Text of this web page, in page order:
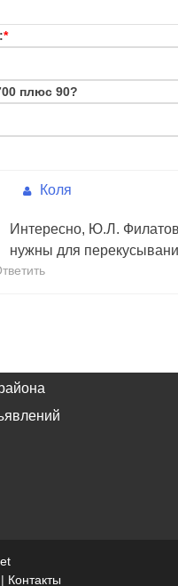
*
плюс 90?
Коля
Интересно, Ю.Л.
нужны для
| Контакты